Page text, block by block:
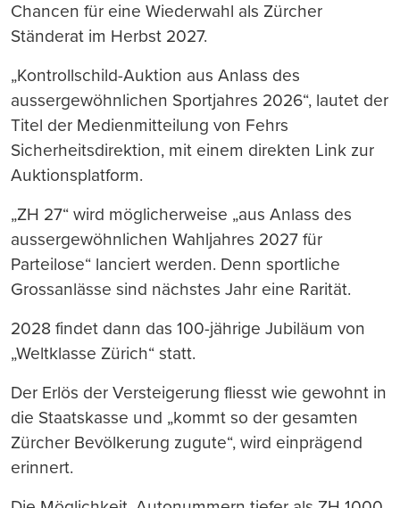
Chancen für eine Wiederwahl als Zürcher
Ständerat im Herbst 2027.
„Kontrollschild-Auktion aus Anlass des
aussergewöhnlichen Sportjahres 2026“, lautet der
Titel der Medienmitteilung von Fehrs
Sicherheitsdirektion, mit einem direkten Link zur
Auktionsplatform.
„ZH 27“ wird möglicherweise „aus Anlass des
aussergewöhnlichen Wahljahres 2027 für
Parteilose“ lanciert werden. Denn sportliche
Grossanlässe sind nächstes Jahr eine Rarität.
2028 findet dann das 100-jährige Jubiläum von
„Weltklasse Zürich“ statt.
Der Erlös der Versteigerung fliesst wie gewohnt in
die Staatskasse und „kommt so der gesamten
Zürcher Bevölkerung zugute“, wird einprägend
erinnert.